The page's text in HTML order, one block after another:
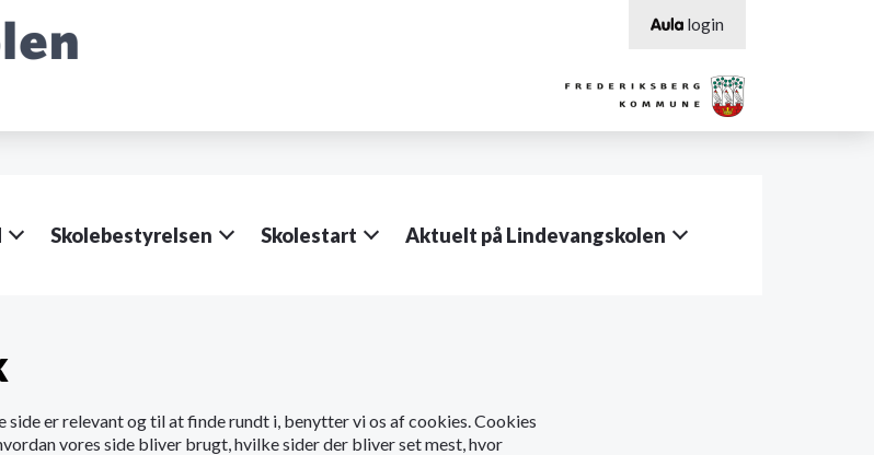
login
Skolebestyrelsen Skolestart Aktuelt på Lindevangskolen
side er relevant og til at finde rundt i, benytter vi os af cookies. Cookies
vores side bliver brugt, hvilke sider der bliver set mest, hvor